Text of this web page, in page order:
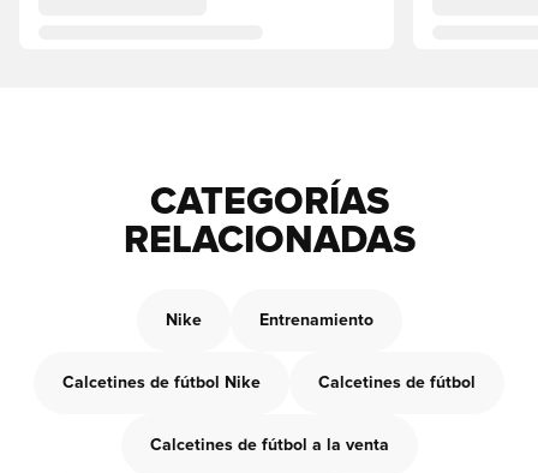
CATEGORÍAS
RELACIONADAS
Nike Entrenamiento
Calcetines de fútbol Nike Calcetines de fútbol
Calcetines de fútbol a la venta